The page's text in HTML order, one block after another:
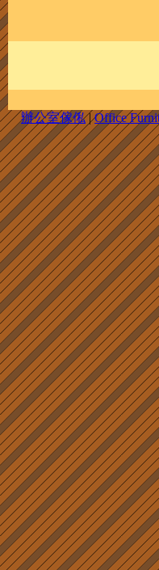
辦公室傢俬|Office